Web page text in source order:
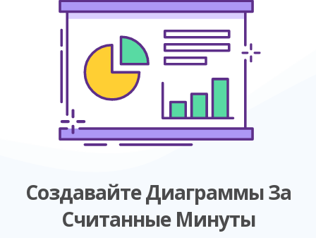
Создавайте Диаграммы За
Считанные Минуты